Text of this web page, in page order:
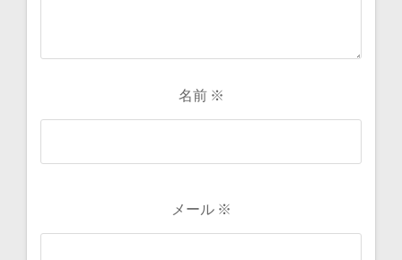
名前 ※
メール ※